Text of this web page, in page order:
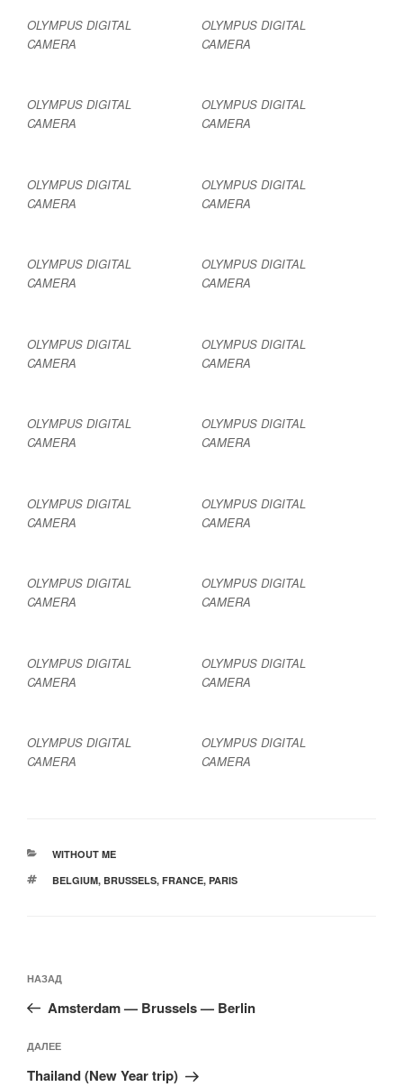
OLYMPUS DIGITAL
CAMERA
OLYMPUS DIGITAL
CAMERA
OLYMPUS DIGITAL
CAMERA
OLYMPUS DIGITAL
CAMERA
OLYMPUS DIGITAL
CAMERA
OLYMPUS DIGITAL
CAMERA
OLYMPUS DIGITAL
CAMERA
OLYMPUS DIGITAL
CAMERA
OLYMPUS DIGITAL
CAMERA
OLYMPUS DIGITAL
CAMERA
OLYMPUS DIGITAL
CAMERA
OLYMPUS DIGITAL
CAMERA
OLYMPUS DIGITAL
CAMERA
OLYMPUS DIGITAL
CAMERA
OLYMPUS DIGITAL
CAMERA
OLYMPUS DIGITAL
CAMERA
OLYMPUS DIGITAL
CAMERA
OLYMPUS DIGITAL
CAMERA
OLYMPUS DIGITAL
CAMERA
OLYMPUS DIGITAL
CAMERA
РУБРИКИ
WITHOUT ME
МЕТКИ
BELGIUM, BRUSSELS, FRANCE, PARIS
по
записям
Предыдущая
запись:
НАЗАД
Amsterdam — Brussels — Berlin
Следующая
запись
ДАЛЕЕ
Thailand (New Year trip)